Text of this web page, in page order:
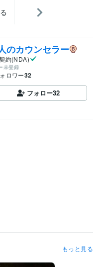
のカウンセラー
約(NDA)
未登録
ロワー32
フォロー32
もっと見る